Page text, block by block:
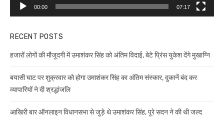
00:00 07:17
RECENT POSTS
हजारों लोगों की मौजूदगी में उमाशंकर सिंह को अंतिम विदाई, बेटे प्रिंस युकेश देंगे मुखाग्नि
बयासी घाट पर शुक्रवार को होगा उमाशंकर सिंह का अंतिम संस्कार, दुकानें बंद कर
व्यापारियों ने दी श्रद्धांजलि
आखिरी बार ऑनलाइन विधानसभा से जुड़े थे उमाशंकर सिंह, पूरे सदन ने की थी जल्द